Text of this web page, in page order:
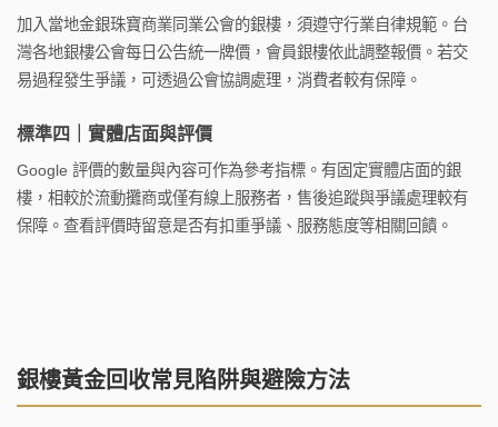
加入當地金銀珠寶商業同業公會的銀樓，須遵守行業自律規範。台
灣各地銀樓公會每日公告統一牌價，會員銀樓依此調整報價。若交
易過程發生爭議，可透過公會協調處理，消費者較有保障。
標準四｜實體店面與評價
Google 評價的數量與內容可作為參考指標。有固定實體店面的銀
樓，相較於流動攤商或僅有線上服務者，售後追蹤與爭議處理較有
保障。查看評價時留意是否有扣重爭議、服務態度等相關回饋。
銀樓黃金回收常見陷阱與避險方法